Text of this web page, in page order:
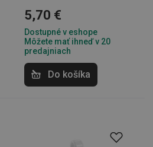
5,70 €
Dostupné v eshope
Môžete mať ihneď v 20
predajniach
Do košíka